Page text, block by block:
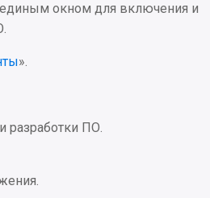
единым окном для включения и
».
разработки ПО.